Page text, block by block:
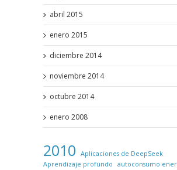
abril 2015
enero 2015
diciembre 2014
noviembre 2014
octubre 2014
enero 2008
2010
Aplicaciones de DeepSeek
Aprendizaje profundo
autoconsumo